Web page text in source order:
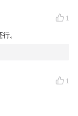
、获利（Take
、ALL In
请期待
1
。
1